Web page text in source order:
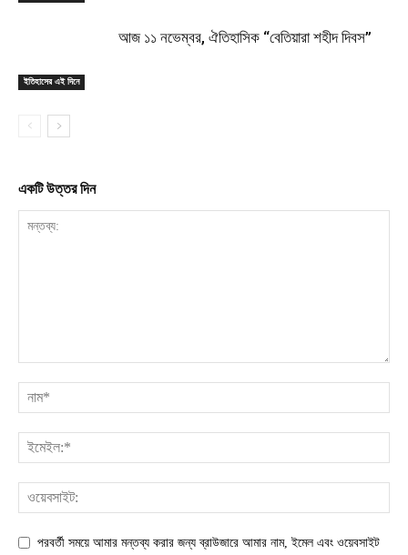
ইতিহাসের এই দিনে
আজ ১১ নভেম্বর, ঐতিহাসিক “বেতিয়ারা শহীদ দিবস”
একটি উত্তর দিন
পরবর্তী সময়ে আমার মন্তব্য করার জন্য ব্রাউজারে আমার নাম, ইমেল এবং ওয়েবসাইট